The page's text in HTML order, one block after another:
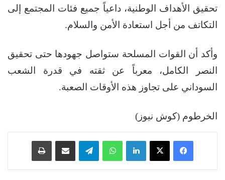
تحقيق الأهداف الوطنية، داعياً جميع فئات المجتمع إلى
التكاتف من أجل استعادة الأمن والسلام.
وأكد أن القوات المسلحة ستواصل جهودها حتى تحقيق
النصر الكامل، معرباً عن ثقته في قدرة الشعب
السوداني على تجاوز هذه الأوقات الصعبة.
الخرطوم (كوش نيوز)
فيسبوك ‫X لينكدإن واتساب تيلقرام